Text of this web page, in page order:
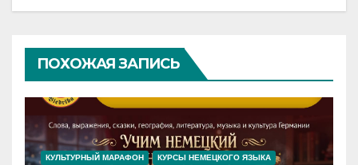
ПОХОЖАЯ ЗАПИСЬ
КУЛЬТУРНЫЙ МАРАФОН КУРСЫ НЕМЕЦКОГО ЯЗЫКА